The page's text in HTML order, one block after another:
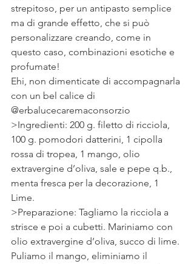
strepitoso, per un antipasto semplice
ma di grande effetto, che si può
personalizzare creando, come in
questo caso, combinazioni esotiche e
profumate!
Ehi, non dimenticate di accompagnarla
con un bel calice di
@erbalucecaremaconsorzio
>Ingredienti: 200 g. filetto di ricciola,
100 g. pomodori datterini, 1 cipolla
rossa di tropea, 1 mango, olio
extravergine d’oliva, sale e pepe q.b.,
menta fresca per la decorazione, 1
Lime.
>Preparazione: Tagliamo la ricciola a
strisce e poi a cubetti. Mariniamo con
olio extravergine d’oliva, succo di lime.
Puliamo il mango, eliminiamo il